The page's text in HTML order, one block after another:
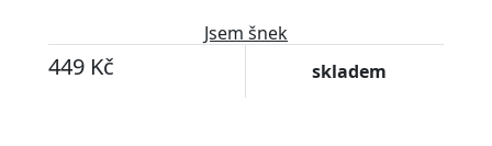
Jsem šnek
449 Kč skladem